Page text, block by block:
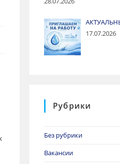
17.07.2026
Рубрики
Без рубрики
Вакансии